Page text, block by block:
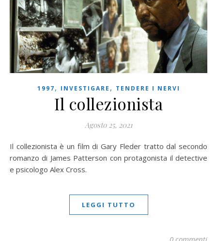
1997, INVESTIGARE , TENDERE I NERVI
Il collezionista
Agosto 25, 2021
Il collezionista è un film di Gary Fleder tratto dal secondo
romanzo di James Patterson con protagonista il detective
e psicologo Alex Cross.
LEGGI TUTTO
0 commenti